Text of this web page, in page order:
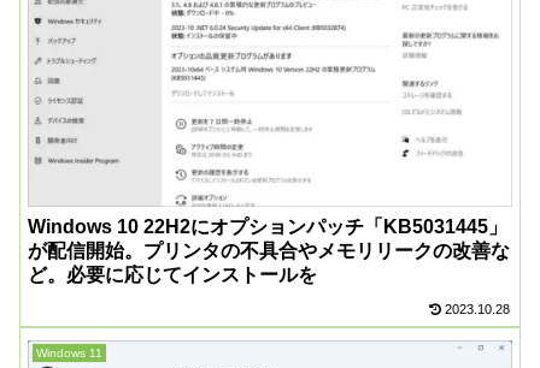
Windows 10 22H2にオプションパッチ「KB5031445」
が配信開始。プリンタの不具合やメモリリークの改善な
ど。必要に応じてインストールを
2023.10.28
Windows 11